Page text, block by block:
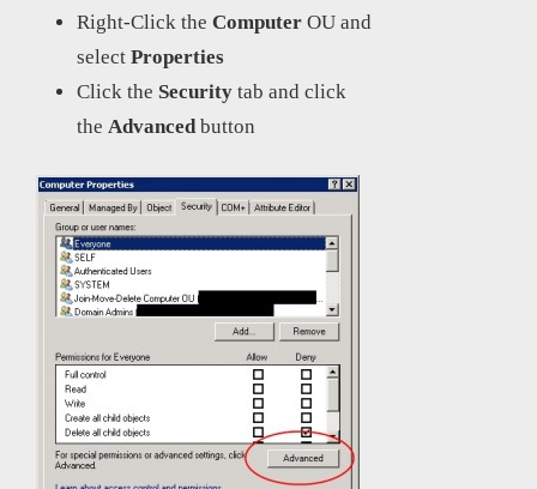
Right-Click the Computer OU and
select Properties
Click the Security tab and click
the Advancedbutton